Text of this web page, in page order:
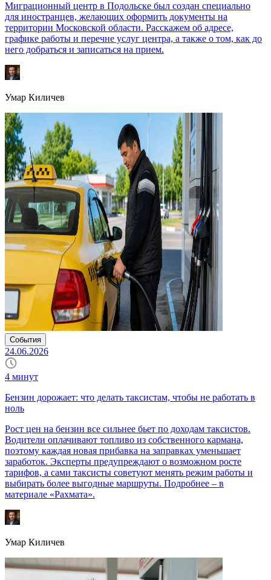
Миграционный центр в Подольске был создан специально
для иностранцев, желающих оформить документы на
территории Московской области. Расскажем об адресе,
графике работы и перечне услуг центра, а также о том, как до
него добраться и записаться на прием.
Умар Киличев
События
24.06.2026
4 минут
Бензин дорожает: что делать таксистам, чтобы не работать в
ноль
Рост цен на бензин все сильнее бьет по доходам таксистов.
Водители оплачивают топливо из собственного кармана,
поэтому каждая новая прибавка на заправках уменьшает
заработок. Эксперты предупреждают о возможном росте
тарифов, а сами таксисты советуют менять режим работы и
выбирать более выгодные маршруты. Подробнее – в
материале «Рахмата».
Умар Киличев